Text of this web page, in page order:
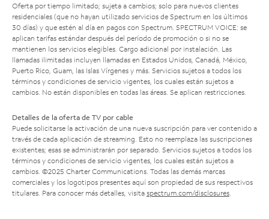
Oferta por tiempo limitado; sujeta a cambios; solo para nuevos clientes
residenciales (que no hayan utilizado servicios de Spectrum en los últimos
30 días) y que estén al día en pagos con Spectrum. SPECTRUM VOICE: se
aplican tarifas estándar después del período de promoción o si no se
mantienen los servicios elegibles. Cargo adicional por instalación. Las
llamadas ilimitadas incluyen llamadas en Estados Unidos, Canadá, México,
Puerto Rico, Guam, las Islas Vírgenes y más. Servicios sujetos a todos los
términos y condiciones de servicio vigentes, los cuales están sujetos a
cambios. No están disponibles en todas las áreas. Se aplican restricciones.
Detalles de la oferta de TV por cable
Puede solicitarse la activación de una nueva suscripción para ver contenido a
través de cada aplicación de streaming. Esto no reemplaza las suscripciones
existentes; esas se administrarán por separado. Servicios sujetos a todos los
términos y condiciones de servicio vigentes, los cuales están sujetos a
cambios. ©2025 Charter Communications. Todas las demás marcas
comerciales y los logotipos presentes aquí son propiedad de sus respectivos
titulares. Para conocer más detalles, visita spectrum.com/disclosures